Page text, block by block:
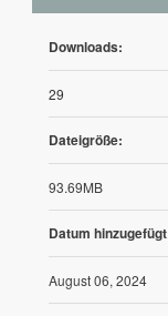
Downloads:
29
Dateigröße:
93.69MB
Datum
August 06, 2024